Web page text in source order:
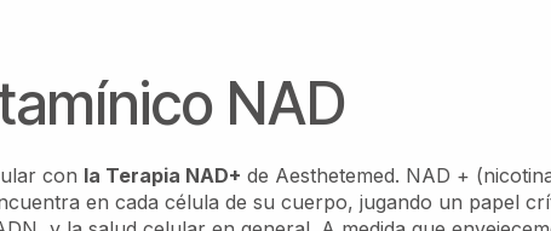
NAD
con la Terapia NAD+ de Aesthetemed. NAD +
en cada célula de su cuerpo, jugando un papel